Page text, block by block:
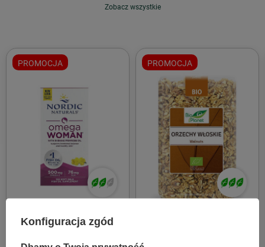
Zobacz wszystkie
PROMOCJA
Nordic Naturals
PROMOCJA
Konfiguracja zgód